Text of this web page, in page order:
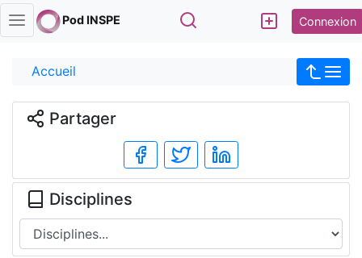
Pod INSPE Rechercher Connexion
Accueil
Partager
Disciplines